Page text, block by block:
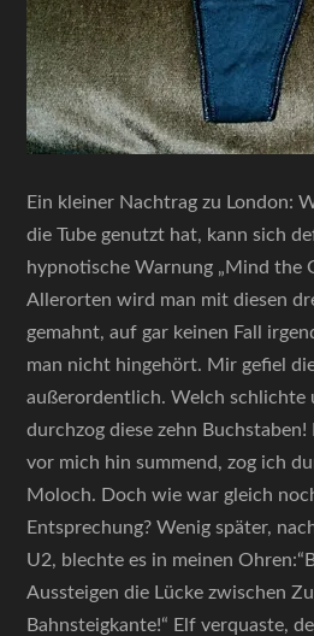
Ein kleiner Nachtrag zu London:
die Tube genutzt hat, kann sich
hypnotische Warnung „Mind the
Allerorten wird man mit diesen
gemahnt, auf gar keinen Fall
man nicht hingehört. Mir gefiel
außerordentlich. Welch schlichte
durchzog diese zehn
vor mich hin summend, zog ich
Moloch. Doch wie war gleich
Entsprechung? Wenig später,
U2, blechte es in meinen
Aussteigen die Lücke zwischen
Bahnsteigkante!“ Elf verquaste,